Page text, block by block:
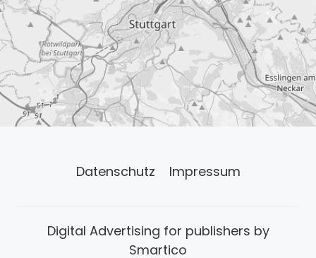
Datenschutz Impressum
Digital Advertising for publishers by
Smartico